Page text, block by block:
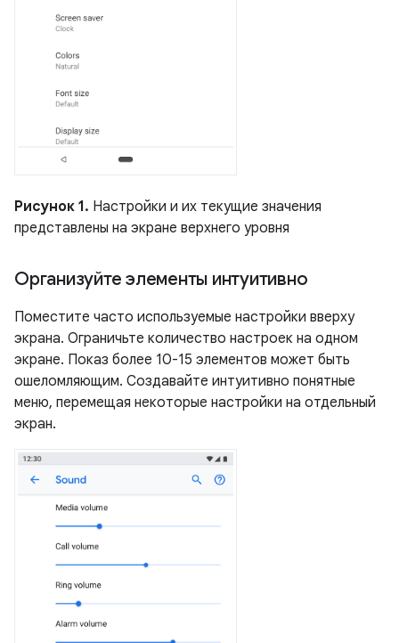
Рисунок 1. Настройки и их текущие значения
представлены на экране верхнего уровня
Организуйте элементы интуитивно
Поместите часто используемые настройки вверху
экрана. Ограничьте количество настроек на одном
экране. Показ более 10-15 элементов может быть
ошеломляющим. Создавайте интуитивно понятные
меню, перемещая некоторые настройки на отдельный
экран.